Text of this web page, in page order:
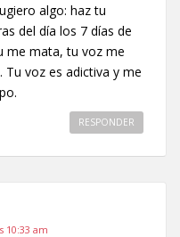
algo: haz tu
del día los 7 días de
me mata, tu voz me
Tu voz es adictiva y me
RESPONDER
10:33 am